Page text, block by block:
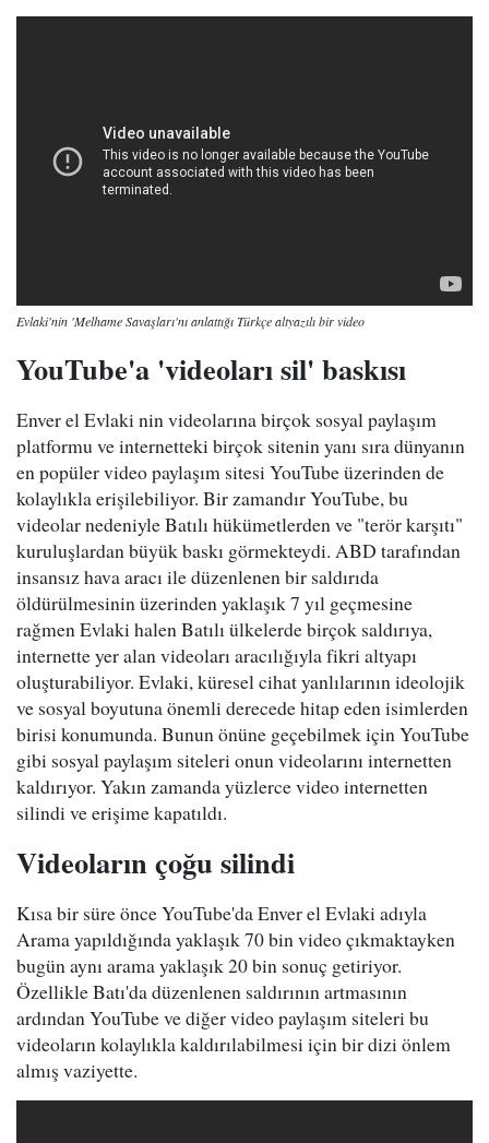
Evlaki'nin 'Melhame Savaşları'nı anlattığı Türkçe altyazılı bir video
YouTube'a 'videoları sil' baskısı
Enver el Evlaki nin videolarına birçok sosyal paylaşım
platformu ve internetteki birçok sitenin yanı sıra dünyanın
en popüler video paylaşım sitesi YouTube üzerinden de
kolaylıkla erişilebiliyor. Bir zamandır YouTube, bu
videolar nedeniyle Batılı hükümetlerden ve "terör karşıtı"
kuruluşlardan büyük baskı görmekteydi. ABD tarafından
insansız hava aracı ile düzenlenen bir saldırıda
öldürülmesinin üzerinden yaklaşık 7 yıl geçmesine
rağmen Evlaki halen Batılı ülkelerde birçok saldırıya,
internette yer alan videoları aracılığıyla fikri altyapı
oluşturabiliyor. Evlaki, küresel cihat yanlılarının ideolojik
ve sosyal boyutuna önemli derecede hitap eden isimlerden
birisi konumunda. Bunun önüne geçebilmek için YouTube
gibi sosyal paylaşım siteleri onun videolarını internetten
kaldırıyor. Yakın zamanda yüzlerce video internetten
silindi ve erişime kapatıldı.
Videoların çoğu silindi
Kısa bir süre önce YouTube'da Enver el Evlaki adıyla
Arama yapıldığında yaklaşık 70 bin video çıkmaktayken
bugün aynı arama yaklaşık 20 bin sonuç getiriyor.
Özellikle Batı'da düzenlenen saldırının artmasının
ardından YouTube ve diğer video paylaşım siteleri bu
videoların kolaylıkla kaldırılabilmesi için bir dizi önlem
almış vaziyette.